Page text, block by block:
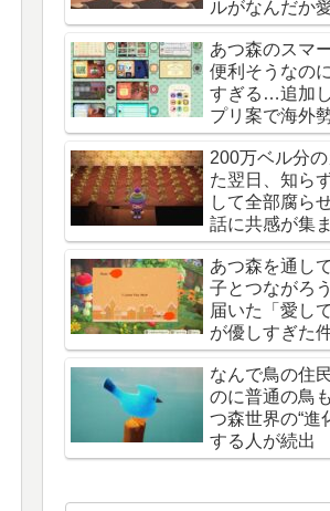
ルがなんだか
あつ森のスマ
便利そうなの
すぎる…追加
プリ案で海外
がり
200万ベル分
た翌日、知ら
して全部腐ら
話に共感が集
あつ森を通し
子とつながろ
届いた「愛し
が優しすぎた
なんで鳥の住
のに普通の鳥
つ森世界の“進
する人が続出